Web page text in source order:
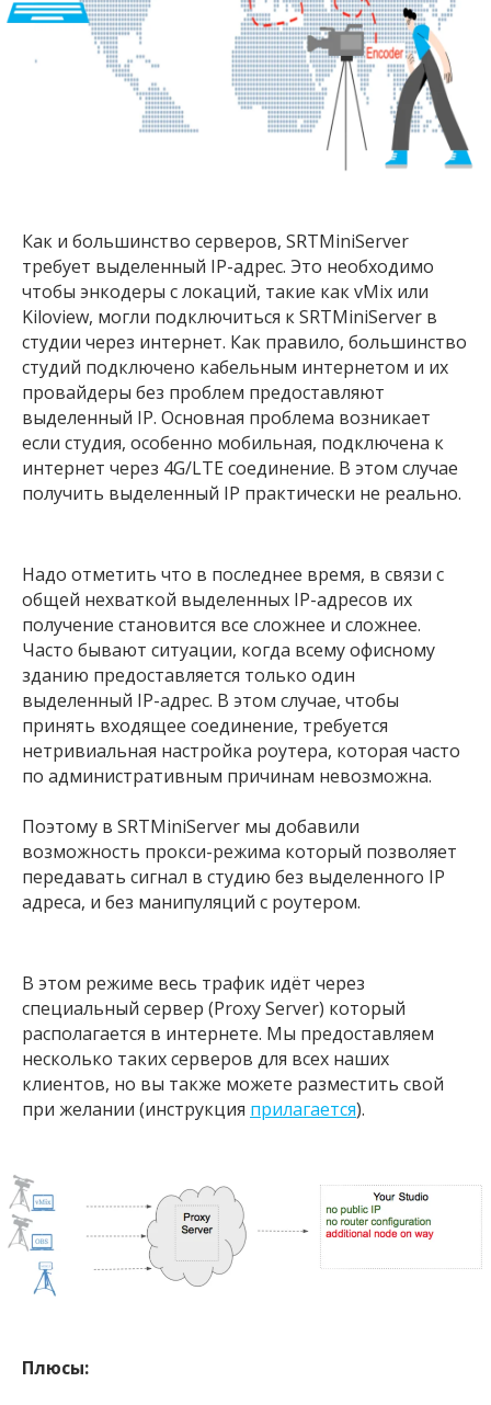
Как и большинство серверов, SRTMiniServer
требует выделенный IP-адрес. Это необходимо
чтобы энкодеры с локаций, такие как vMix или
Kiloview, могли подключиться к SRTMiniServer в
студии через интернет. Как правило, большинство
студий подключено кабельным интернетом и их
провайдеры без проблем предоставляют
выделенный IP. Основная проблема возникает
если студия, особенно мобильная, подключена к
интернет через 4G/LTE соединение. В этом случае
получить выделенный IP практически не реально.
Надо отметить что в последнее время, в связи с
общей нехваткой выделенных IP-адресов их
получение становится все сложнее и сложнее.
Часто бывают ситуации, когда всему офисному
зданию предоставляется только один
выделенный IP-адрес. В этом случае, чтобы
принять входящее соединение, требуется
нетривиальная настройка роутера, которая часто
по административным причинам невозможна.
Поэтому в SRTMiniServer мы добавили
возможность прокси-режима который позволяет
передавать сигнал в студию без выделенного IP
адреса, и без манипуляций с роутером.
В этом режиме весь трафик идёт через
специальный сервер (Proxy Server) который
располагается в интернете. Мы предоставляем
несколько таких серверов для всех наших
клиентов, но вы также можете разместить свой
при желании (инструкция прилагается).
Плюсы: